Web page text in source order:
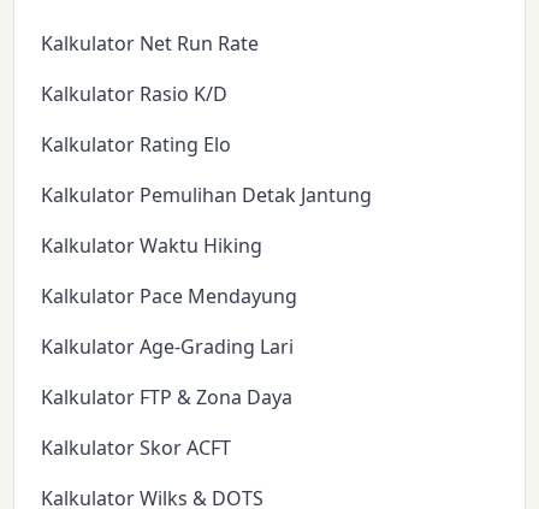
Kalkulator Net Run Rate
Kalkulator Rasio K/D
Kalkulator Rating Elo
Kalkulator Pemulihan Detak Jantung
Kalkulator Waktu Hiking
Kalkulator Pace Mendayung
Kalkulator Age-Grading Lari
Kalkulator FTP & Zona Daya
Kalkulator Skor ACFT
Kalkulator Wilks & DOTS